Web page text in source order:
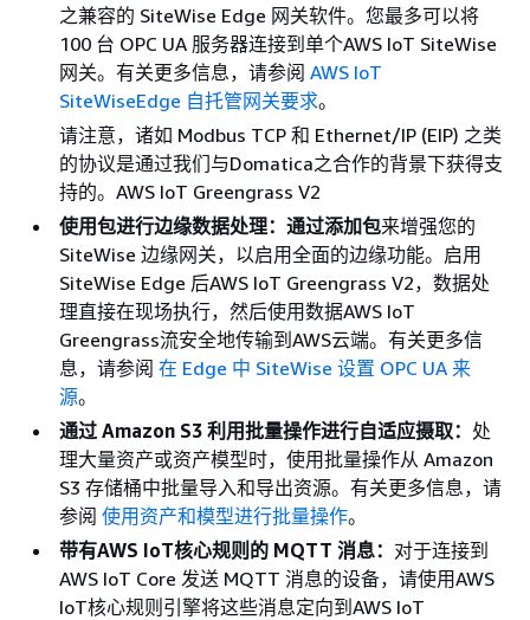
之兼容的 SiteWise Edge 网关软件。您最多可以将
100 台 OPC UA 服务器连接到单个AWS IoT SiteWise
网关。有关更多信息，请参阅 AWS IoT
SiteWiseEdge 自托管网关要求。
请注意，诸如 Modbus TCP 和 Ethernet/IP (EIP) 之类
的协议是通过我们与Domatica之合作的背景下获得支
持的。AWS IoT Greengrass V2
使用包进行边缘数据处理：通过添加包来增强您的
SiteWise 边缘网关，以启用全面的边缘功能。启用
SiteWise Edge 后AWS IoT Greengrass V2，数据处
理直接在现场执行，然后使用数据AWS IoT
Greengrass流安全地传输到AWS云端。有关更多信
息，请参阅 在 Edge 中 SiteWise 设置 OPC UA 来
源。
通过 Amazon S3 利用批量操作进行自适应摄取： 处
理大量资产或资产模型时，使用批量操作从 Amazon
S3 存储桶中批量导入和导出资源。有关更多信息，请
参阅 使用资产和模型进行批量操作。
带有AWS IoT核心规则的 MQTT 消息： 对于连接到
AWS IoT Core 发送 MQTT 消息的设备，请使用AWS
IoT核心规则引擎将这些消息定向到AWS IoT